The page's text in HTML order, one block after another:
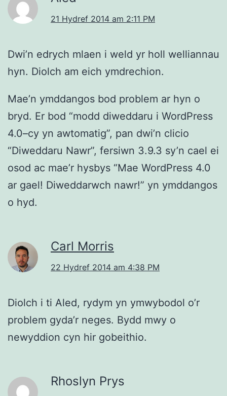
21 Hydref 2014 am 2:11 PM
Dwi’n edrych mlaen i weld yr holl welliannau
hyn. Diolch am eich ymdrechion.
Mae’n ymddangos bod problem ar hyn o
bryd. Er bod “modd diweddaru i WordPress
4.0–cy yn awtomatig”, pan dwi’n clicio
“Diweddaru Nawr”, fersiwn 3.9.3 sy’n cael ei
osod ac mae’r hysbys “Mae WordPress 4.0
ar gael! Diweddarwch nawr!” yn ymddangos
o hyd.
Carl Morris
22 Hydref 2014 am 4:38 PM
Diolch i ti Aled, rydym yn ymwybodol o’r
problem gyda’r neges. Bydd mwy o
newyddion cyn hir gobeithio.
Rhoslyn Prys